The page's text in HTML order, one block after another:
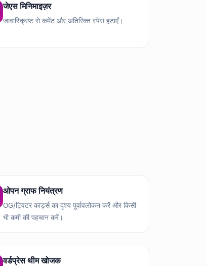
जेएस मिनिमाइज़र
जावास्क्रिप्ट से कमेंट और अतिरिक्त स्पेस हटाएँ।
ओपन ग्राफ नियंत्रण
OG/ट्विटर कार्ड्स का दृश्य पूर्वावलोकन करें और किसी
भी कमी की पहचान करें।
वर्डप्रेस थीम खोजक